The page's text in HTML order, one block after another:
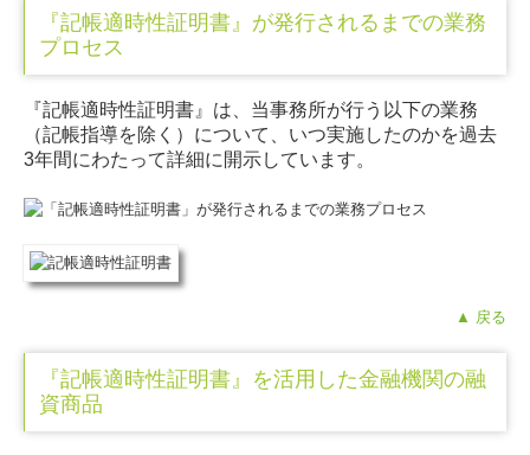
『記帳適時性証明書』が発行されるまでの業務
プロセス
『記帳適時性証明書』は、当事務所が行う以下の業務
（記帳指導を除く）について、いつ実施したのかを過去
3年間にわたって詳細に開示しています。
▲ 戻る
『記帳適時性証明書』を活用した金融機関の融
資商品